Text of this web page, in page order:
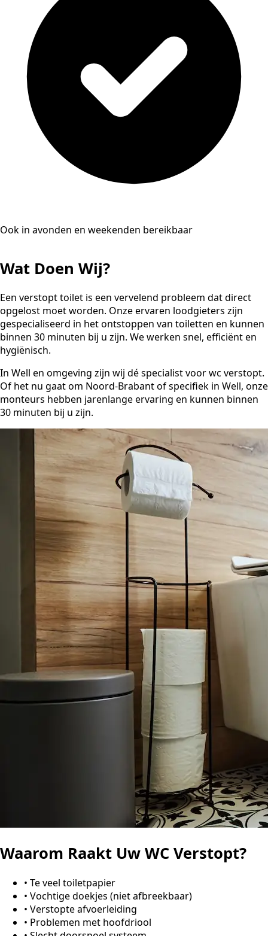
Ook in avonden en weekenden bereikbaar
Wat Doen Wij?
Een verstopt toilet is een vervelend probleem dat direct
opgelost moet worden. Onze ervaren loodgieters zijn
gespecialiseerd in het ontstoppen van toiletten en kunnen
binnen 30 minuten bij u zijn. We werken snel, efficiënt en
hygiënisch.
In Well en omgeving zijn wij dé specialist voor wc verstopt.
Of het nu gaat om Noord-Brabant of specifiek in Well, onze
monteurs hebben jarenlange ervaring en kunnen binnen
30 minuten bij u zijn.
Waarom Raakt Uw WC Verstopt?
• Te veel toiletpapier
• Vochtige doekjes (niet afbreekbaar)
• Verstopte afvoerleiding
• Problemen met hoofdriool